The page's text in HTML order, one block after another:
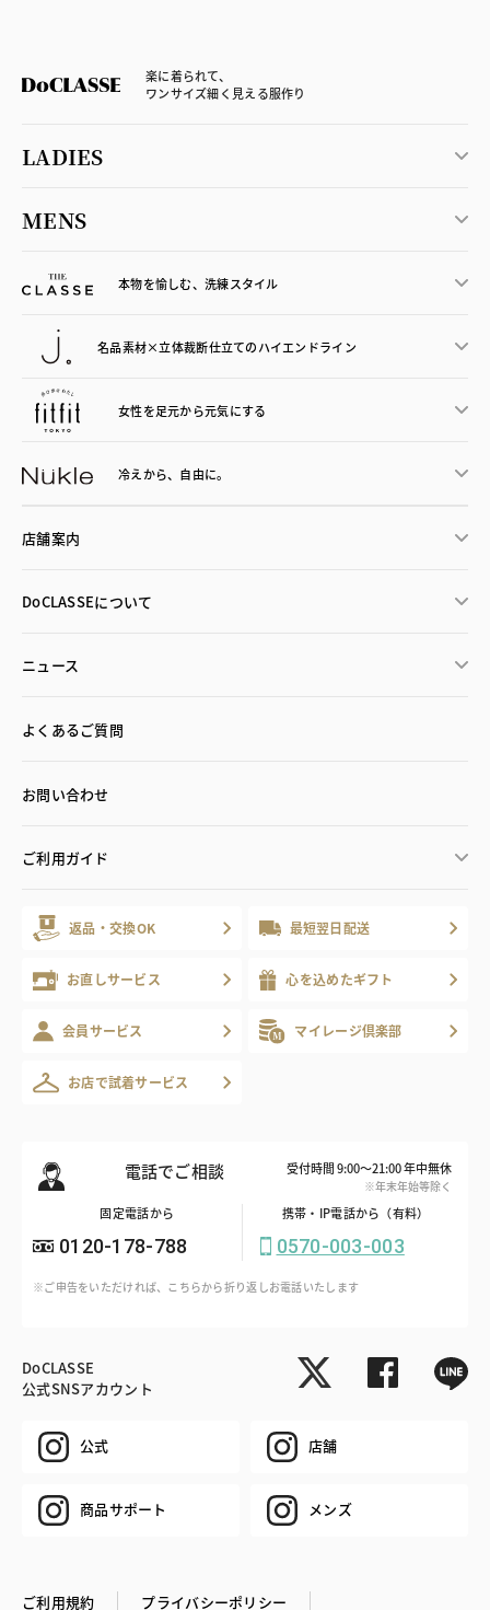
楽に着られて、
ワンサイズ細く見える服作り
LADIES
MENS
本物を愉しむ、洗練スタイル
名品素材×立体裁断仕立てのハイエンドライン
女性を足元から元気にする
冷えから、 自由に。
店舗案内
DoCLASSEについて
ニュース
よくあるご質問
お問い合わせ
ご利用ガイド
返品・交換OK 最短翌日配送
お直しサービス 心を込めたギフト
会員サービス マイレージ倶楽部
お店で試着サービス
電話でご相談 受付時間 9:00～21:00 年中無休
※年末年始等除く
固定電話から
0120-178-788
携帯・IP電話から（有料）
0570-003-003
※ご申告をいただければ、こちらから折り返しお電話いたします
DoCLASSE
公式SNSアカウント
公式 店舗
商品サポート メンズ
ご利用規約 プライバシーポリシー